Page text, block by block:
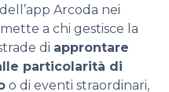
Arcoda nei
a chi gestisce la
di approntare
particolarità di
o di eventi straordinari,